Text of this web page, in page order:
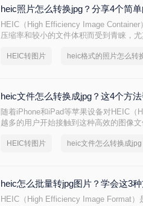
heic照片怎么转换jpg？分享4个简单
HEIC（High Efficiency Image
压缩率和较小的文件体积而受到青睐，
片转换为更广泛支持的JPG格式成为了
HEIC转图片 heic格式的照片怎么转
heic文件怎么转换成jpg？这4个方法
随着iPhone和iPad等苹果设备对HEIC
越多的用户开始接触到这种高效的图像
备和软件并不支持HEIC格式。因此，将
HEIC转图片 heic文件怎么转换成jpg
heic怎么批量转jpg图片？学会这3
HEIC（High Efficiency Image Format）